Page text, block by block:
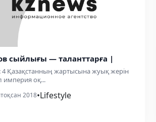
сыйлығы — таланттарға |
Қазақстанның жартысына жуық жерін
оқ...
2018•Lifestyle